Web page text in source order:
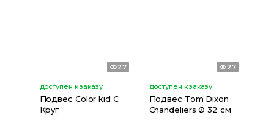
27
доступен к заказу
Подвес Color kid C
Круг
27
доступен к заказу
Подвес Tom Dixon
Chandeliers Ø 32 см